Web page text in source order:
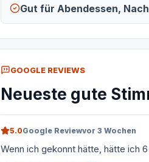
Gut für Abendessen,
GOOGLE REVIEWS
Neueste gute
5.0Google Reviewvor 3 Wochen
Wenn ich gekonnt hätte, hätte ich